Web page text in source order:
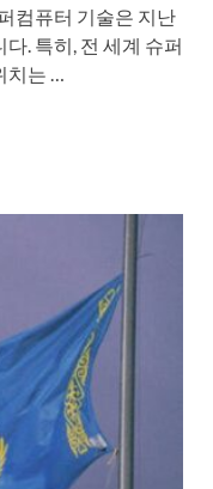
컴퓨터 기술은 지난
. 특히, 전 세계 슈퍼
는 …